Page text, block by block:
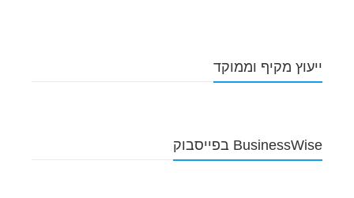
ייעוץ מקיף וממוקד
BusinessWise בפייסבוק